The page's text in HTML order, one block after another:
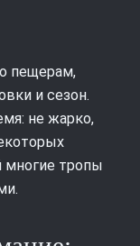
пещерам,
и сезон.
не жарко,
многие тропы